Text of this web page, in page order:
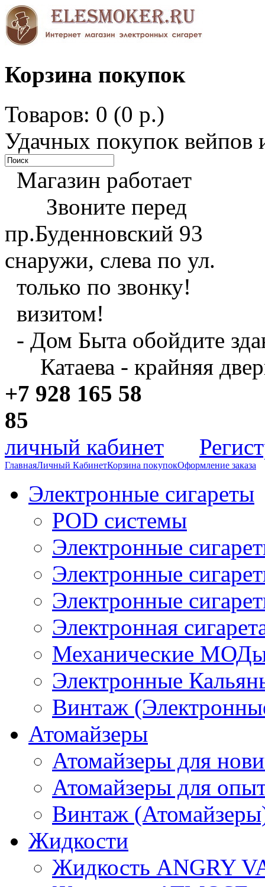
Корзина покупок
Товаров: 0 (0 р.)
Удачных покупок вейпов
Магазин работает
Звоните перед
пр.Буденновский 93
снаружи, слева по ул.
только по звонку!
визитом!
- Дом Быта обойдите
Катаева - крайняя
+7 928 165 58
личный кабинет
ГлавнаяЛичный КабинетКорзина покупокОформление заказа
Электронные сигареты
POD системы
Электронные
Электронные
Электронные
Электронная
Механические
Электронные
Винтаж
Атомайзеры
Атомайзеры для
Атомайзеры для
Винтаж
Жидкости
Жидкость ANGRY